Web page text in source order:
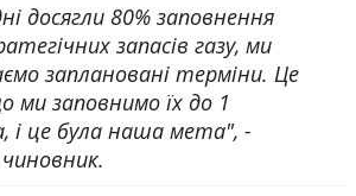
досягли 80% заповнення
запасів газу, ми
заплановані терміни. Це
ми заповнимо їх до 1
і це була наша мета", -